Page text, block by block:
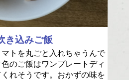
き込みご飯
トを丸ごと入れちゃうんで
のご飯はワンプレートディ
れそうです。おかずの味を